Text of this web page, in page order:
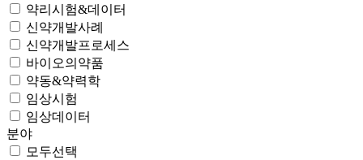
약리시험&데이터
신약개발사례
신약개발프로세스
바이오의약품
약동&약력학
임상시험
임상데이터
분야
모두선택